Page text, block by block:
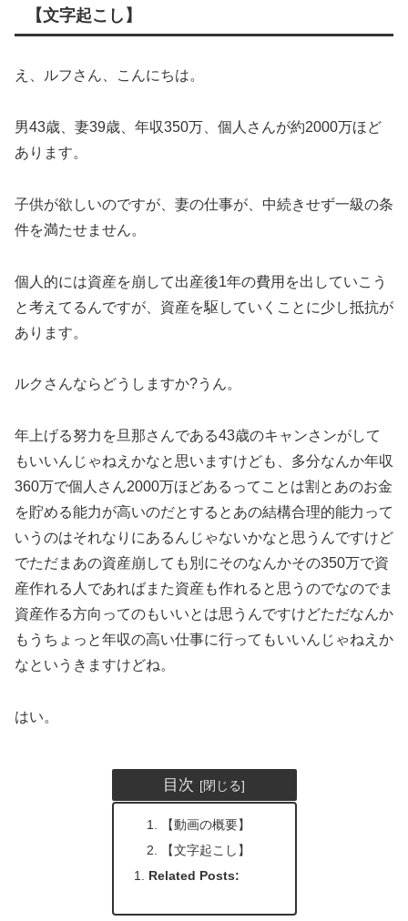
【文字起こし】
え、ルフさん、こんにちは。
男43歳、妻39歳、年収350万、個人さんが約2000万ほど
あります。
子供が欲しいのですが、妻の仕事が、中続きせず一級の条
件を満たせません。
個人的には資産を崩して出産後1年の費用を出していこう
と考えてるんですが、資産を駆していくことに少し抵抗が
あります。
ルクさんならどうしますか?うん。
年上げる努力を旦那さんである43歳のキャンさンがして
もいいんじゃねえかなと思いますけども、多分なんか年収
360万で個人さん2000万ほどあるってことは割とあのお金
を貯める能力が高いのだとするとあの結構合理的能力って
いうのはそれなりにあるんじゃないかなと思うんですけど
でただまあの資産崩しても別にそのなんかその350万で資
産作れる人であればまた資産も作れると思うのでなのでま
資産作る方向ってのもいいとは思うんですけどただなんか
もうちょっと年収の高い仕事に行ってもいいんじゃねえか
なというきますけどね。
はい。
目次
【動画の概要】
【文字起こし】
Related Posts: